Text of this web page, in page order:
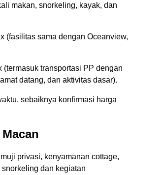
makan, snorkeling, kayak, dan
(fasilitas sama dengan Oceanview,
transportasi PP dengan
datang, dan aktivitas dasar).
sebaiknya konfirmasi harga
privasi, kenyamanan cottage,
dan kegiatan